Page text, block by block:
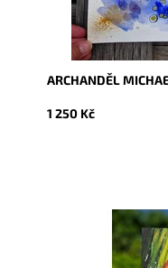
ARCHANDĚL
1 250 Kč
Dostupnost: